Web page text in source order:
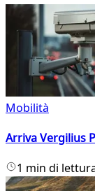
Mobilità
Arriva Vergilius
1 min di